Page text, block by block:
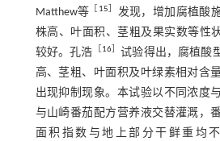
Matthew等
15
发现，增加腐植酸
株高、叶面积、茎粗及果实数等性
较好。孔浩
16］试验得出，腐植酸
高、茎粗、叶面积及叶绿素相对含
出现抑制现象。本试验以不同浓度
与山崎番茄配方营养液交替灌溉，
面积指数与地上部分干鲜重均